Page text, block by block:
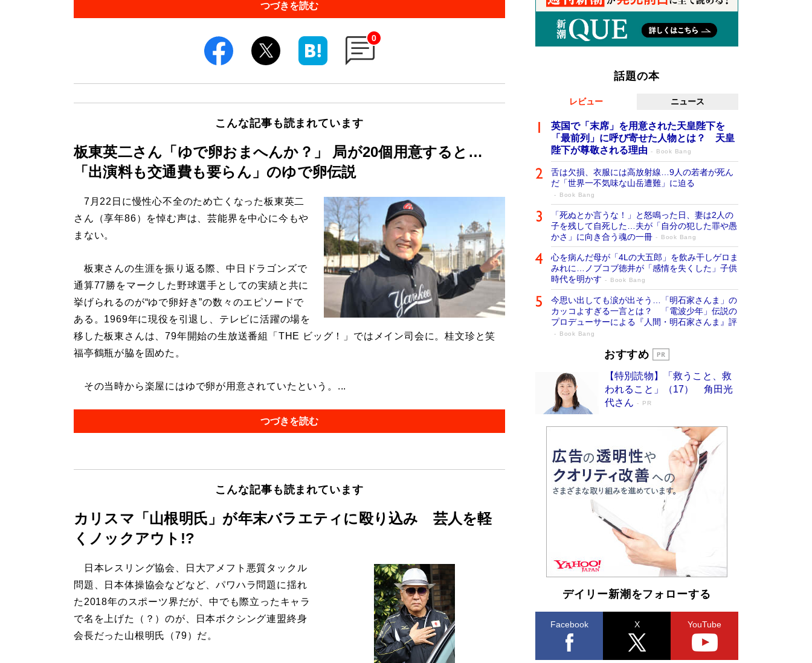
つづきを読む
0
こんな記事も読まれています
板東英二さん「ゆで卵おまへんか？」 局が20個用意すると…
「出演料も交通費も要らん」のゆで卵伝説
7月22日に慢性心不全のため亡くなった板東英二
さん（享年86）を悼む声は、芸能界を中心に今もや
まない。
板東さんの生涯を振り返る際、中日ドラゴンズで
通算77勝をマークした野球選手としての実績と共に
挙げられるのが“ゆで卵好き”の数々のエピソードで
ある。1969年に現役を引退し、テレビに活躍の場を
移した板東さんは、79年開始の生放送番組「THE ビッグ！」ではメイン司会に。桂文珍と笑
福亭鶴瓶が脇を固めた。
その当時から楽屋にはゆで卵が用意されていたという。...
つづきを読む
こんな記事も読まれています
カリスマ「山根明氏」が年末バラエティに殴り込み 芸人を軽
くノックアウト!?
日本レスリング協会、日大アメフト悪質タックル
問題、日本体操協会などなど、パワハラ問題に揺れ
た2018年のスポーツ界だが、中でも際立ったキャラ
で名を上げた（？）のが、日本ボクシング連盟終身
会長だった山根明氏（79）だ。
話題の本
レビュー ニュース
英国で「末席」を用意された天皇陛下を
「最前列」に呼び寄せた人物とは？ 天皇
陛下が尊敬される理由
Book Bang
舌は欠損、衣服には高放射線…9人の若者が死ん
だ「世界一不気味な山岳遭難」に迫る
Book Bang
「死ぬとか言うな！」と怒鳴った日、妻は2人の
子を残して自死した…夫が「自分の犯した罪や愚
かさ」に向き合う魂の一冊
Book Bang
心を病んだ母が「4Lの大五郎」を飲み干しゲロま
みれに…ノブコブ徳井が「感情を失くした」子供
時代を明かす
Book Bang
今思い出しても涙が出そう…「明石家さんま」の
カッコよすぎる一言とは？ 「電波少年」伝説の
プロデューサーによる『人間・明石家さんま』評
Book Bang
「宇宙兄弟」最終46巻がベストセラー1
物語に幕 特装版には「宇宙で描かれたマ
ンガ」も収録
Book Bang
美輪明宏 晩年の回答を集めた『ほほえんで生き
「『火垂るの墓』は、大嘘である」原作者が抱き
続けた“自責の念”とは…「自己憐憫は描きたくな
い」監督が徹底的にこだわったこと（後編） #
戦争の記憶
Book Bang
入社10年目にして最下位の営業がトップに大逆
転 上司の“意外な一言”から生まれた「雑談のテ
Book Bang
皇室はなぜ世界から尊敬されているのか？ 「天
皇陛下はお元気でおられるか」がサウジ国王の第
一声になる理由
おすすめ
【特別読物】「救うこと、救
われること」（17） 角田光
代さん
PR
デイリー新潮をフォローする
Facebook X YouTube